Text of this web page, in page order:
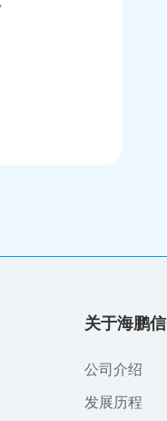
关于海鹏信
公司介绍
发展历程